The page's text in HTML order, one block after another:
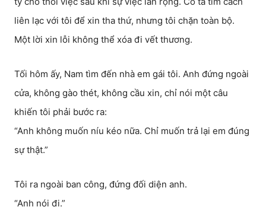
liên lạc với tôi để xin tha thứ, nhưng tôi chặn toàn bộ.
Một lời xin lỗi không thể xóa đi vết thương.
Tối hôm ấy, Nam tìm đến nhà em gái tôi. Anh đứng ngoài
cửa, không gào thét, không cầu xin, chỉ nói một câu
khiến tôi phải bước ra:
“Anh không muốn níu kéo nữa. Chỉ muốn trả lại em đúng
sự thật.”
Tôi ra ngoài ban công, đứng đối diện anh.
“Anh nói đi.”